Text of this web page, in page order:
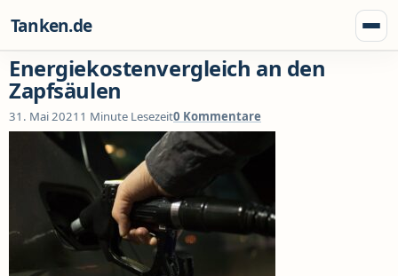
Tanken.de
Energiekostenvergleich an den
Zapfsäulen
31. Mai 2021 1 Minute Lesezeit0 Kommentare